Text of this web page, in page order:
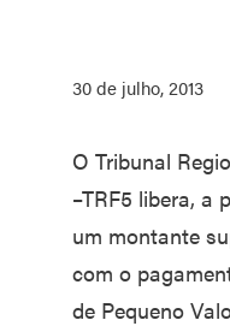
30 de julho, 2013
O Tribunal
–TRF5 libera, a
um montante
com o
de Pequeno